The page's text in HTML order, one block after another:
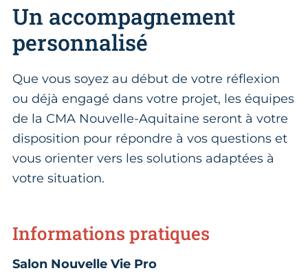
Un accompagnement
personnalisé
Que vous soyez au début de votre réflexion
ou déjà engagé dans votre projet, les équipes
de la CMA Nouvelle-Aquitaine seront à votre
disposition pour répondre à vos questions et
vous orienter vers les solutions adaptées à
votre situation.
Informations pratiques
Salon Nouvelle Vie Pro